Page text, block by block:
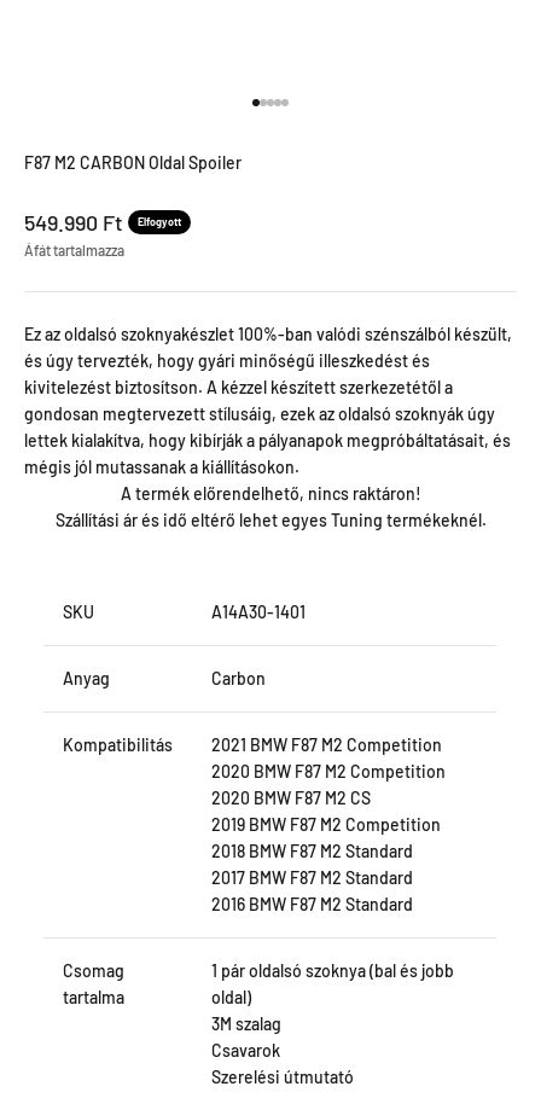
F87 M2 CARBON Oldal Spoiler
Leértékel ár
549.990 Ft Elfogyott
Áfát tartalmazza
Ez az oldalsó szoknyakészlet 100%-ban valódi szénszálból készült,
és úgy tervezték, hogy gyári minőségű illeszkedést és
kivitelezést biztosítson. A kézzel készített szerkezetétől a
gondosan megtervezett stílusáig, ezek az oldalsó szoknyák úgy
lettek kialakítva, hogy kibírják a pályanapok megpróbáltatásait, és
mégis jól mutassanak a kiállításokon.
A termék előrendelhető, nincs raktáron!
Szállítási ár és idő eltérő lehet egyes Tuning termékeknél.
SKU A14A30-1401
Anyag Carbon
Kompatibilitás
2021 BMW F87 M2 Competition
2020 BMW F87 M2 Competition
2020 BMW F87 M2 CS
2019 BMW F87 M2 Competition
2018 BMW F87 M2 Standard
2017 BMW F87 M2 Standard
2016 BMW F87 M2 Standard
Csomag
tartalma
1 pár oldalsó szoknya (bal és jobb
oldal)
3M szalag
Csavarok
Szerelési útmutató